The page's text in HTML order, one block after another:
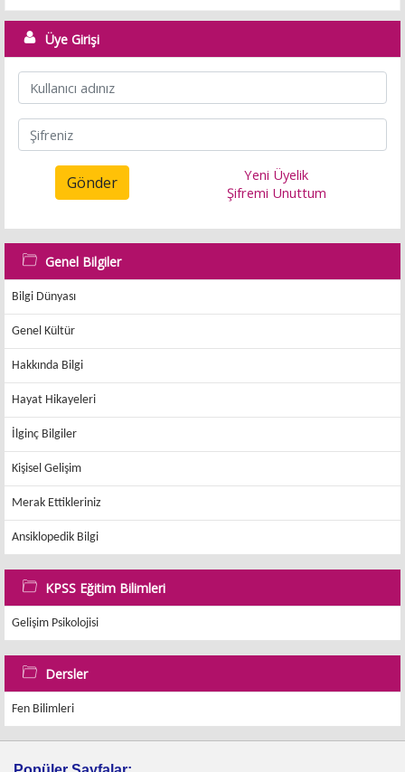
Üye Girişi
Gönder
Yeni Üyelik
Şifremi Unuttum
Genel Bilgiler
Bilgi Dünyası
Genel Kültür
Hakkında Bilgi
Hayat Hikayeleri
İlginç Bilgiler
Kişisel Gelişim
Merak Ettikleriniz
Ansiklopedik Bilgi
KPSS Eğitim Bilimleri
Gelişim Psikolojisi
Dersler
Fen Bilimleri